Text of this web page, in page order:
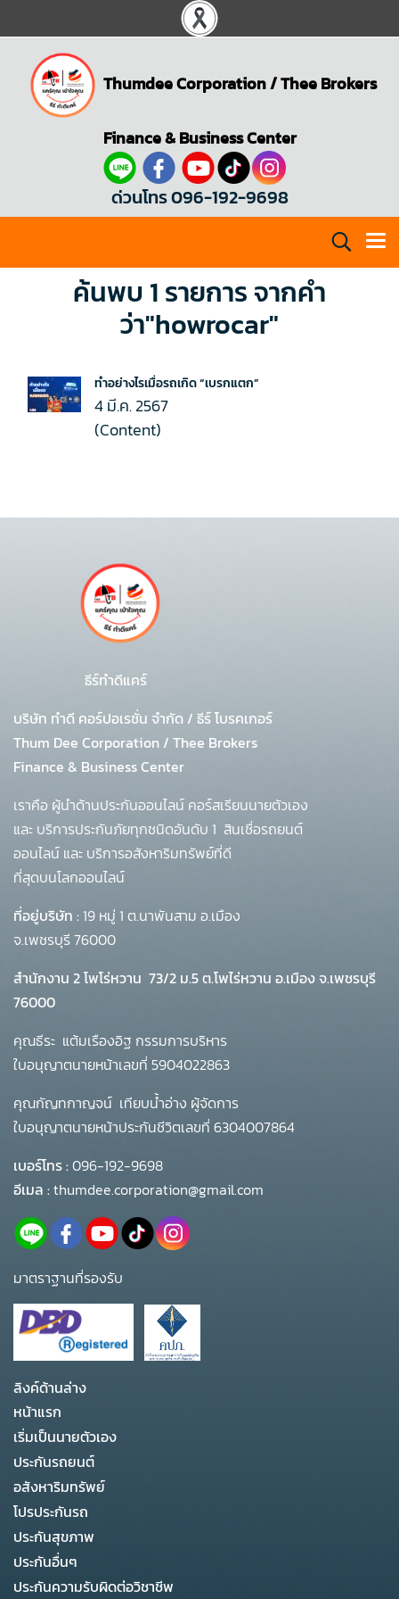
Thumdee Corporation/Thee Brokers
Finance & Business Center
ด่วนโทร 096-192-9698
ค้นพบ 1 รายการ จากคำ
ว่า"howrocar"
ทำอย่างไรเมื่อรถเกิด “เบรกแตก”
4 มี.ค. 2567
(Content)
ธีร์ทำดีแคร์
บริษัท ทำดี คอร์ปอเรชั่น จำกัด / ธีร์ โบรคเกอร์
Thum Dee Corporation / Thee Brokers
Finance & Business Center
เราคือ ผู้นำด้านประกันออนไลน์ คอร์สเรียนนายตัวเอง
และ บริการประกันภัยทุกชนิดอันดับ 1 สินเชื่อรถยนต์
ออนไลน์ และ บริการอสังหาริมทรัพย์ที่ดี
ที่สุดบนโลกออนไลน์
ที่อยู่บริษัท : 19 หมู่ 1 ต.นาพันสาม อ.เมือง
จ.เพชรบุรี 76000
สำนักงาน 2 โพโร่หวาน 73/2 ม.5 ต.โพไร่หวาน อ.เมือง จ.เพชรบุรี
76000
คุณธีระ แต้มเรืองอิฐ กรรมการบริหาร
ใบอนุญาตนายหน้าเลขที่ 5904022863
คุณกัญทกาญจน์ เทียบน้ำอ่าง ผู้จัดการ
ใบอนุญาตนายหน้าประกันชีวิตเลขที่ 6304007864
เบอร์โทร :096-192-9698
อีเมล :thumdee.corporation@gmail.com
มาตราฐานที่รองรับ
ลิงค์ด้านล่าง
หน้าแรก
เริ่มเป็นนายตัวเอง
ประกันรถยนต์
อสังหาริมทรัพย์
โปรประกันรถ
ประกันสุขภาพ
ประกันอื่นๆ
ประกันความรับผิดต่อวิชาชีพ